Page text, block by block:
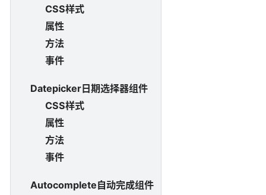
CSS样式
属性
方法
事件
Datepicker日期选择器组件
CSS样式
属性
方法
事件
Autocomplete自动完成组件